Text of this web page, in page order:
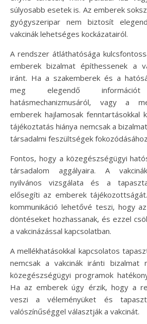
súlyosabb esetek is. Az emberek
gyógyszeripar nem biztosít
vakcinák lehetséges kockázatairól.
A rendszer átláthatósága
emberek bizalmat építhessenek a
iránt. Ha a szakemberek és a
meg elegendő
hatásmechanizmusáról, vagy a
emberek hajlamosak fenntartásokkal
tájékoztatás hiánya nemcsak a
társadalmi feszültségek
Fontos, hogy a közegészségügyi
társadalom aggályaira. A
nyilvános vizsgálata és a
elősegíti az emberek
kommunikáció lehetővé teszi, hogy
döntéseket hozhassanak, és ezzel
a vakcinázással kapcsolatban.
A mellékhatásokkal kapcsolatos
nemcsak a vakcinák iránti bizalmat
közegészségügyi programok
Ha az emberek úgy érzik, hogy a
veszi a véleményüket és
valószínűséggel választják a vakcinát.